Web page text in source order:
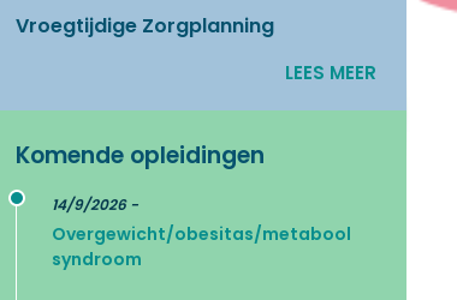
Vroegtijdige Zorgplanning
LEES MEER
Komende opleidingen
14/9/2026 -
Overgewicht/obesitas/metabool
syndroom